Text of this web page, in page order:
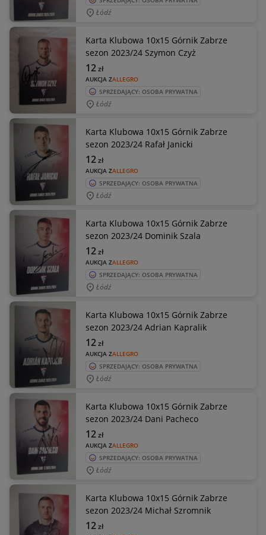
Łódź
Karta Klubowa 10x15 Górnik Zabrze
sezon 2023/24 Szymon Czyż
AUKCJA ZALLEGRO
12zł
SPRZEDAJĄCY: OSOBA PRYWATNA
Łódź
Karta Klubowa 10x15 Górnik Zabrze
sezon 2023/24 Rafał Janicki
AUKCJA ZALLEGRO
12zł
SPRZEDAJĄCY: OSOBA PRYWATNA
Łódź
Karta Klubowa 10x15 Górnik Zabrze
sezon 2023/24 Dominik Szala
AUKCJA ZALLEGRO
12zł
SPRZEDAJĄCY: OSOBA PRYWATNA
Łódź
Karta Klubowa 10x15 Górnik Zabrze
sezon 2023/24 Adrian Kapralik
AUKCJA ZALLEGRO
12zł
SPRZEDAJĄCY: OSOBA PRYWATNA
Łódź
Karta Klubowa 10x15 Górnik Zabrze
sezon 2023/24 Dani Pacheco
AUKCJA ZALLEGRO
12zł
SPRZEDAJĄCY: OSOBA PRYWATNA
Łódź
Karta Klubowa 10x15 Górnik Zabrze
sezon 2023/24 Michał Szromnik
12zł